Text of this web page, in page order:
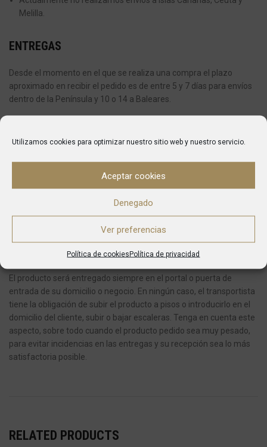
Utilizamos cookies para optimizar nuestro sitio web y nuestro servicio.
Aceptar cookies
Denegado
Ver preferencias
Política de cookiesPolítica de privacidad
Melilla.
ENTREGAS
Desde el momento en el que se realiza una compra el plazo
aproximado en recibir el pedido es de entre 5 y 7 días para envíos
dentro de la Península y 10 o 14 a Baleares.
recibirás un e-mail de confirmación del mismo indicándote el
entregarte tu pedido.
Si en el momento de la entrega no se encuentra en la dirección
que ha indicado, la compañía de transportes dejará un aviso y se
pondrá en contacto con usted para fijar la nueva entrega.
En caso de pedidos con varios artículos, es posible que reciba su
pedido en varias entregas.
El producto será entregado siempre en el portal o puerta de
entrada de su domicilio o negocio. En ningún caso, el transportista
tiene la obligación de subir el producto a pisos o introducirlo en el
domicilio del cliente, subir o bajar escaleras. Tenga en cuenta este
aspecto, sobre todo cuando el producto pedido sea muy pesado,
para evitar incidencias en las entregas y su recepción sea lo más
satisfactoria posible.
RELATED PRODUCTS